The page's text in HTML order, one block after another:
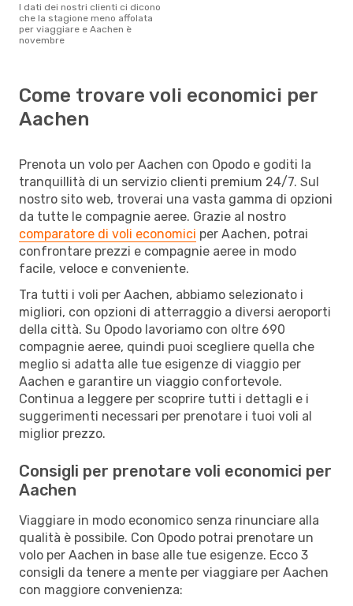
I dati dei nostri clienti ci dicono
che la stagione meno affolata
per viaggiare e Aachen è
novembre
Come trovare voli economici per
Aachen
Prenota un volo per Aachen con Opodo e goditi la
tranquillità di un servizio clienti premium 24/7. Sul
nostro sito web, troverai una vasta gamma di opzioni
da tutte le compagnie aeree. Grazie al nostro
comparatore di voli economici per Aachen, potrai
confrontare prezzi e compagnie aeree in modo
facile, veloce e conveniente.
Tra tutti i voli per Aachen, abbiamo selezionato i
migliori, con opzioni di atterraggio a diversi aeroporti
della città. Su Opodo lavoriamo con oltre 690
compagnie aeree, quindi puoi scegliere quella che
meglio si adatta alle tue esigenze di viaggio per
Aachen e garantire un viaggio confortevole.
Continua a leggere per scoprire tutti i dettagli e i
suggerimenti necessari per prenotare i tuoi voli al
miglior prezzo.
Consigli per prenotare voli economici per
Aachen
Viaggiare in modo economico senza rinunciare alla
qualità è possibile. Con Opodo potrai prenotare un
volo per Aachen in base alle tue esigenze. Ecco 3
consigli da tenere a mente per viaggiare per Aachen
con maggiore convenienza: